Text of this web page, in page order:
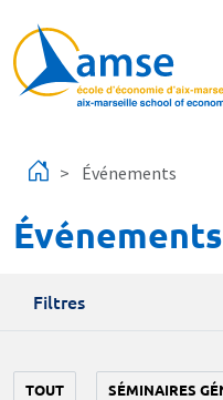
Événements
Événements
Filtres
TOUT SÉMINAIRES